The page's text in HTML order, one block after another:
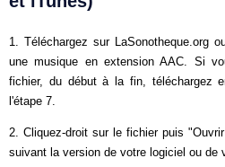
1. Téléchargez sur LaSonotheque.org
une musique en extension AAC. Si
fichier, du début à la fin, téléchargez
l'étape 7.
2. Cliquez-droit sur le fichier puis
suivant la version de votre logiciel ou de